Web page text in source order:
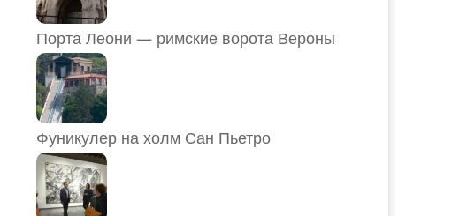
Порта Леони — римские ворота Вероны
Фуникулер на холм Сан Пьетро